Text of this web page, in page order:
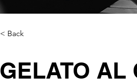
< Back
GELATO AL